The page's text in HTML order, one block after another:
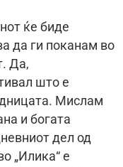
ќе биде
да ги поканам во
Да,
што е
Мислам
и богата
дел од
„Илика“ е